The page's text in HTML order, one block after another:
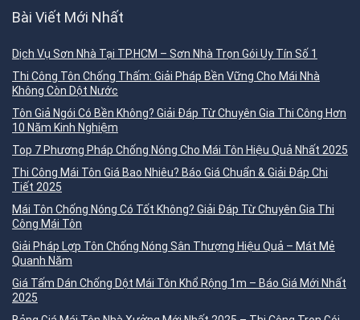
Bài Viết Mới Nhất
Dịch Vụ Sơn Nhà Tại TP.HCM – Sơn Nhà Trọn Gói Uy Tín Số 1
Thi Công Tôn Chống Thấm: Giải Pháp Bền Vững Cho Mái Nhà
Không Còn Dột Nước
Tôn Giả Ngói Có Bền Không? Giải Đáp Từ Chuyên Gia Thi Công Hơn
10 Năm Kinh Nghiệm
Top 7 Phương Pháp Chống Nóng Cho Mái Tôn Hiệu Quả Nhất 2025
Thi Công Mái Tôn Giá Bao Nhiêu? Báo Giá Chuẩn & Giải Đáp Chi
Tiết 2025
Mái Tôn Chống Nóng Có Tốt Không? Giải Đáp Từ Chuyên Gia Thi
Công Mái Tôn
Giải Pháp Lợp Tôn Chống Nóng Sân Thượng Hiệu Quả – Mát Mẻ
Quanh Năm
Giá Tấm Dán Chống Dột Mái Tôn Khổ Rộng 1m – Báo Giá Mới Nhất
2025